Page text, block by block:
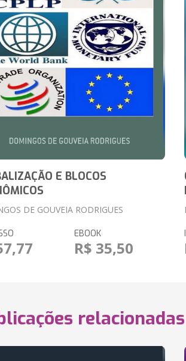
E BLOCOS
DE GOUVEIA RODRIGUES
EBOOK
R$ 35,50
relacionadas